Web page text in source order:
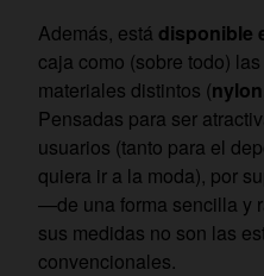
Además, está disponible
caja como (sobre todo)
materiales distintos (
Pensadas para ser
usuarios (tanto para el
quiera ir a la moda), por
—de una forma sencilla y
sus medidas no son las
convencionales.